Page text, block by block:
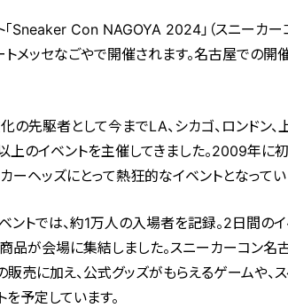
Sneaker Con NAGOYA 2024」（スニーカー
トメッセなごやで開催されます。名古屋での開
の先駆者として今までLA、シカゴ、ロンドン、
のイベントを主催してきました。2009年に
ヘッズにとって熱狂的なイベントとなってい
トでは、約1万人の入場者を記録。2日間の
品が会場に集結しました。スニーカーコン名
売に加え、公式グッズがもらえるゲームや、
予定しています。